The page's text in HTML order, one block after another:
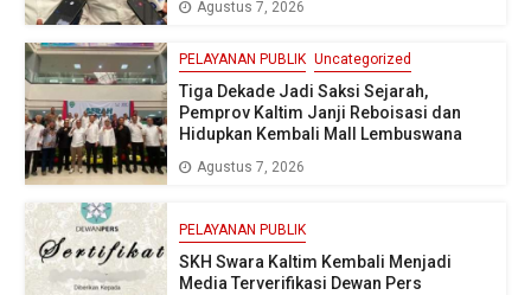
Agustus 7, 2026
PELAYANAN PUBLIK Uncategorized
Tiga Dekade Jadi Saksi Sejarah,
Pemprov Kaltim Janji Reboisasi dan
Hidupkan Kembali Mall Lembuswana
Agustus 7, 2026
PELAYANAN PUBLIK
SKH Swara Kaltim Kembali Menjadi
Media Terverifikasi Dewan Pers